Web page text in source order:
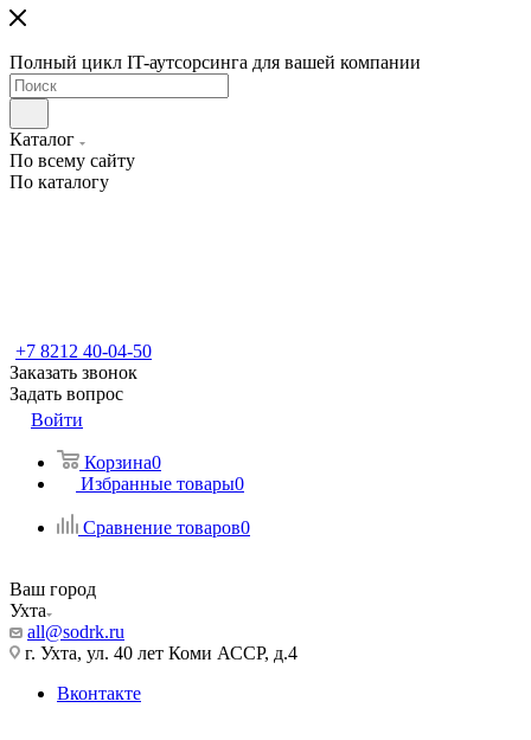
Полный цикл IT-аутсорсинга для вашей компании
Каталог
По всему сайту
По каталогу
+7 8212 40-04-50
Заказать звонок
Задать вопрос
Войти
Корзина0
Избранные товары0
Сравнение товаров0
Ваш город
Ухта
all@sodrk.ru
г. Ухта, ул. 40 лет Коми АССР, д.4
Вконтакте